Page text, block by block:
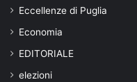
Eccellenze di Puglia
Economia
EDITORIALE
elezioni